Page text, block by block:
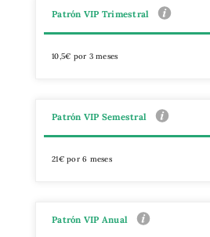
Patrón VIP Trimestral
10,5€ por 3 meses
Patrón VIP Semestral
21€ por 6 meses
Patrón VIP Anual